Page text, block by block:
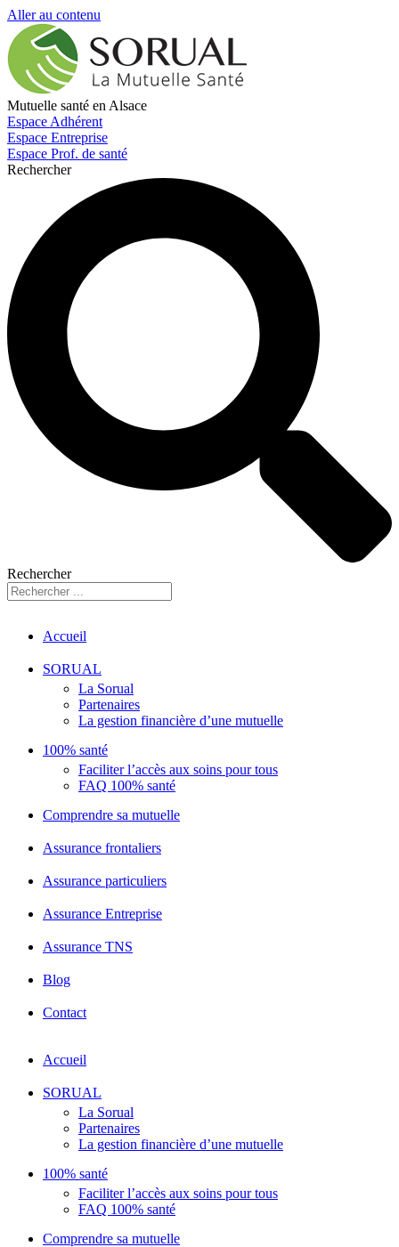
Aller au contenu
Mutuelle santé en Alsace
Espace Adhérent
Espace Entreprise
Espace Prof. de santé
Rechercher
Rechercher
Accueil
SORUAL
La Sorual
Partenaires
La gestion financière d’une mutuelle
100% santé
Faciliter l’accès aux soins pour tous
FAQ 100% santé
Comprendre sa mutuelle
Assurance frontaliers
Assurance particuliers
Assurance Entreprise
Assurance TNS
Blog
Contact
Accueil
SORUAL
La Sorual
Partenaires
La gestion financière d’une mutuelle
100% santé
Faciliter l’accès aux soins pour tous
FAQ 100% santé
Comprendre sa mutuelle